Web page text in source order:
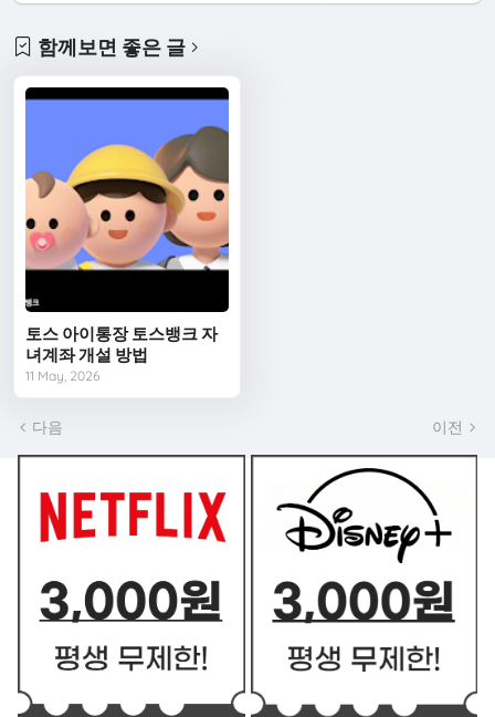
함께보면 좋은 글
토스 아이통장 토스뱅크 자
녀계좌 개설 방법
11 May, 2026
다음 이전
쿠폰 BEST2